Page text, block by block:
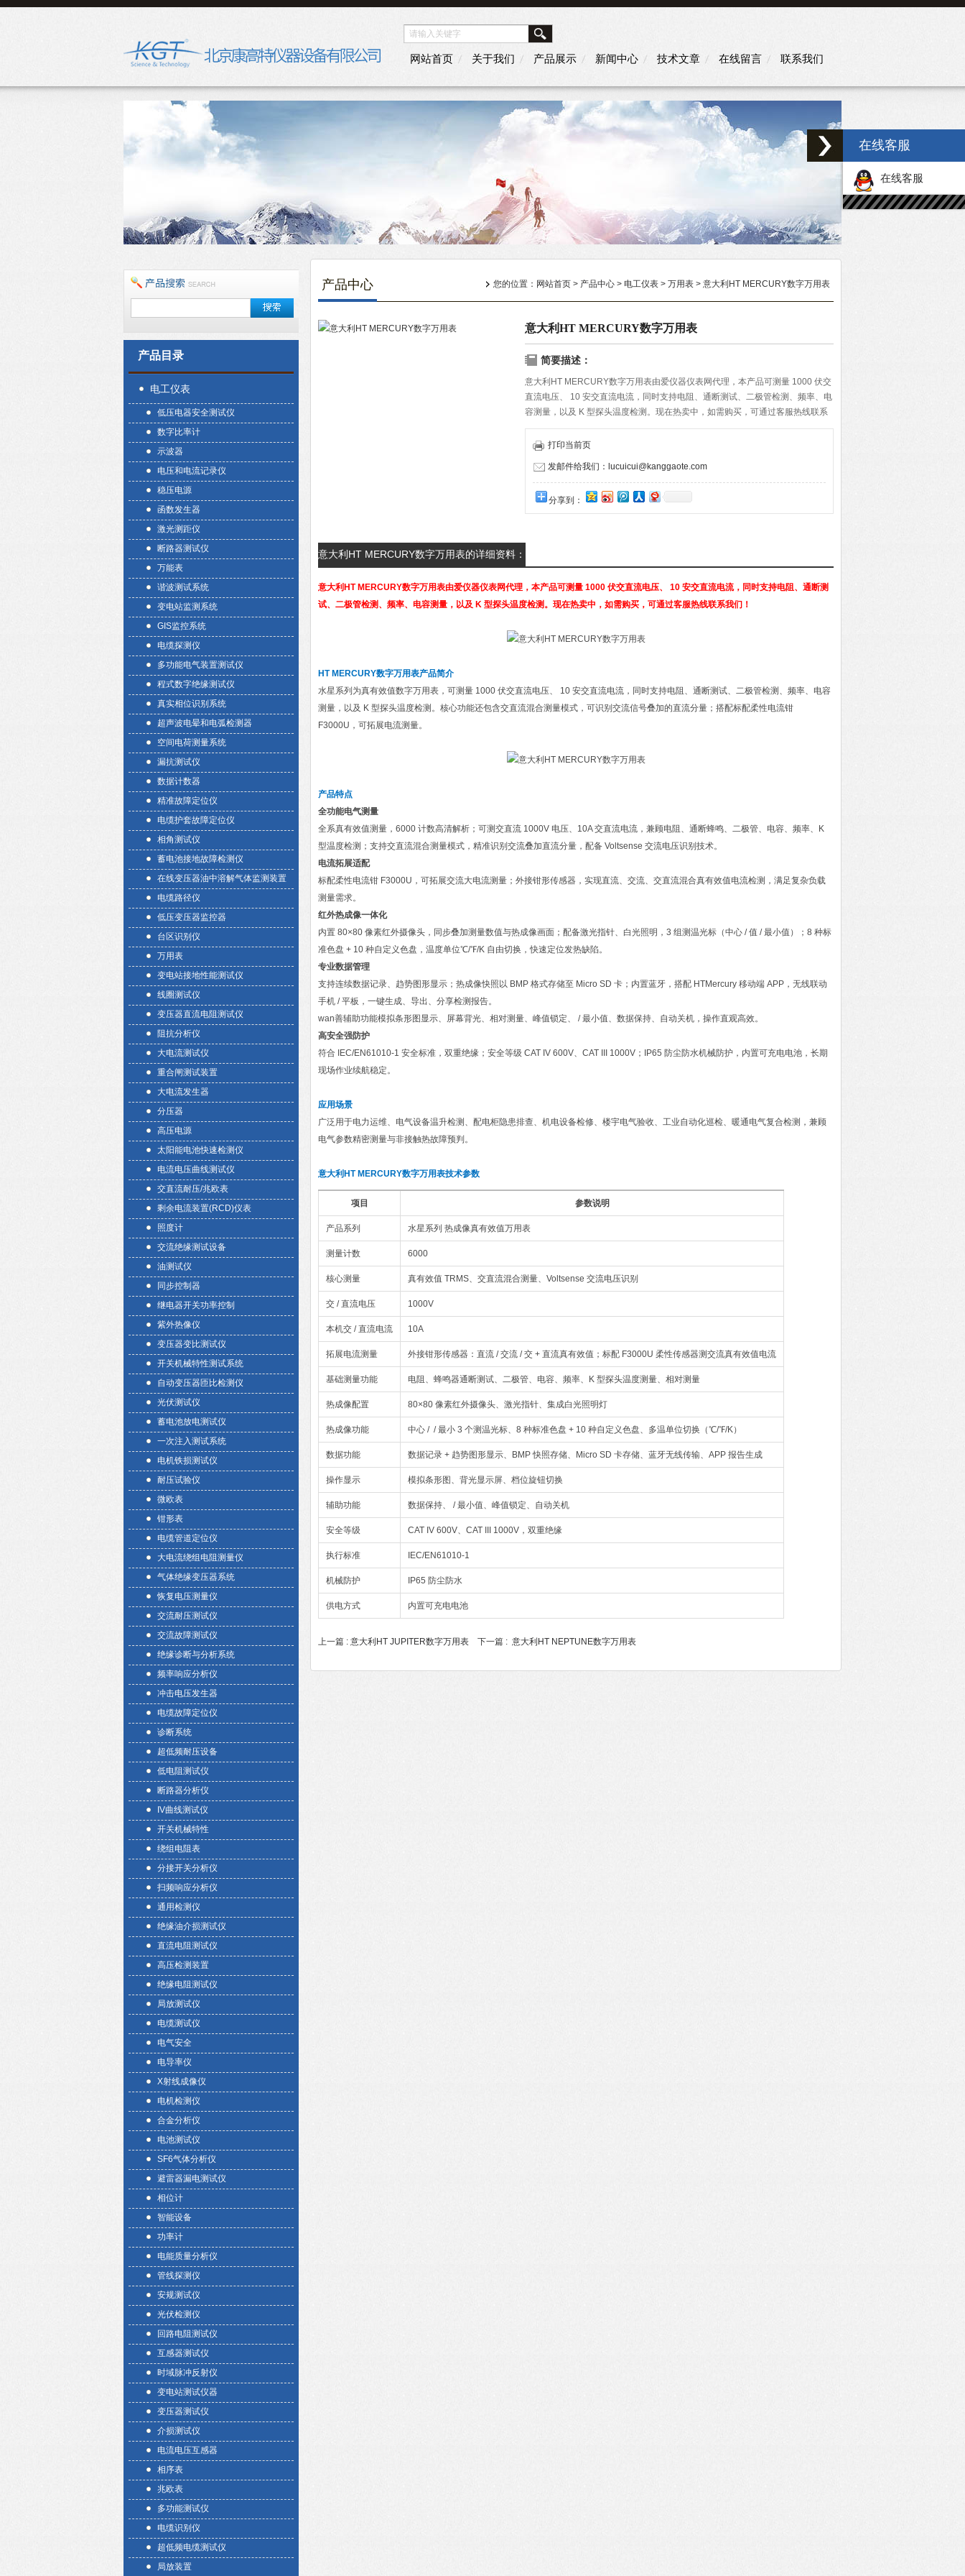
网站首页 关于我们 产品展示 新闻中心 技术文章 在线留言 联系我们
产品目录
电工仪表
低压电器安全测试仪
数字比率计
示波器
电压和电流记录仪
稳压电源
函数发生器
激光测距仪
断路器测试仪
万能表
谐波测试系统
变电站监测系统
GIS监控系统
电缆探测仪
多功能电气装置测试仪
程式数字绝缘测试仪
真实相位识别系统
超声波电晕和电弧检测器
空间电荷测量系统
漏抗测试仪
数据计数器
精准故障定位仪
电缆护套故障定位仪
相角测试仪
蓄电池接地故障检测仪
在线变压器油中溶解气体监测装置
电缆路径仪
低压变压器监控器
台区识别仪
万用表
变电站接地性能测试仪
线圈测试仪
变压器直流电阻测试仪
阻抗分析仪
大电流测试仪
重合闸测试装置
大电流发生器
分压器
高压电源
太阳能电池快速检测仪
电流电压曲线测试仪
交直流耐压/兆欧表
剩余电流装置(RCD)仪表
照度计
交流绝缘测试设备
油测试仪
同步控制器
继电器开关功率控制
紫外热像仪
变压器变比测试仪
开关机械特性测试系统
自动变压器匝比检测仪
光伏测试仪
蓄电池放电测试仪
一次注入测试系统
电机铁损测试仪
耐压试验仪
微欧表
钳形表
电缆管道定位仪
大电流绕组电阻测量仪
气体绝缘变压器系统
恢复电压测量仪
交流耐压测试仪
交流故障测试仪
绝缘诊断与分析系统
频率响应分析仪
冲击电压发生器
电缆故障定位仪
诊断系统
超低频耐压设备
低电阻测试仪
断路器分析仪
IV曲线测试仪
开关机械特性
绕组电阻表
分接开关分析仪
扫频响应分析仪
通用检测仪
绝缘油介损测试仪
直流电阻测试仪
高压检测装置
绝缘电阻测试仪
局放测试仪
电缆测试仪
电气安全
电导率仪
X射线成像仪
电机检测仪
合金分析仪
电池测试仪
SF6气体分析仪
避雷器漏电测试仪
相位计
智能设备
功率计
电能质量分析仪
管线探测仪
安规测试仪
光伏检测仪
回路电阻测试仪
互感器测试仪
时域脉冲反射仪
变电站测试仪器
变压器测试仪
介损测试仪
电流电压互感器
相序表
兆欧表
多功能测试仪
电缆识别仪
超低频电缆测试仪
局放装置
产品中心 您的位置： 网站首页 > 产品中心 > 电工仪表 > 万用表 > 意大利HT MERCURY数字万用表
意大利HT MERCURY数字万用表
简要描述：
意大利HT MERCURY数字万用表由爱仪器仪表网代理，本产品可测量 1000 伏交
直流电压、 10 安交直流电流，同时支持电阻、通断测试、二极管检测、频率、电
容测量，以及 K 型探头温度检测。现在热卖中，如需购买，可通过客服热线联系
我们！
打印当前页
发邮件给我们：lucuicui@kanggaote.com
分享到：
意大利HT MERCURY数字万用表的详细资料：
意大利HT MERCURY数字万用表由爱仪器仪表网代理，本产品可测量 1000 伏交直流电压、 10 安交直流电流，同时支持电阻、通断测
试、二极管检测、频率、电容测量，以及 K 型探头温度检测。现在热卖中，如需购买，可通过客服热线联系我们！
HT MERCURY数字万用表产品简介
水星系列为真有效值数字万用表，可测量 1000 伏交直流电压、 10 安交直流电流，同时支持电阻、通断测试、二极管检测、频率、电容
测量，以及 K 型探头温度检测。核心功能还包含交直流混合测量模式，可识别交流信号叠加的直流分量；搭配标配柔性电流钳
F3000U，可拓展电流测量。
产品特点
全功能电气测量
全系真有效值测量，6000 计数高清解析；可测交直流 1000V 电压、10A 交直流电流，兼顾电阻、通断蜂鸣、二极管、电容、频率、K
型温度检测；支持交直流混合测量模式，精准识别交流叠加直流分量，配备 Voltsense 交流电压识别技术。
电流拓展适配
标配柔性电流钳 F3000U，可拓展交流大电流测量；外接钳形传感器，实现直流、交流、交直流混合真有效值电流检测，满足复杂负载
测量需求。
红外热成像一体化
内置 80×80 像素红外摄像头，同步叠加测量数值与热成像画面；配备激光指针、白光照明，3 组测温光标（中心 / 值 / 最小值）；8 种标
准色盘 + 10 种自定义色盘，温度单位℃/℉/K 自由切换，快速定位发热缺陷。
专业数据管理
支持连续数据记录、趋势图形显示；热成像快照以 BMP 格式存储至 Micro SD 卡；内置蓝牙，搭配 HTMercury 移动端 APP，无线联动
手机 / 平板，一键生成、导出、分享检测报告。
wan善辅助功能模拟条形图显示、屏幕背光、相对测量、峰值锁定、 / 最小值、数据保持、自动关机，操作直观高效。
高安全强防护
符合 IEC/EN61010-1 安全标准，双重绝缘；安全等级 CAT IV 600V、CAT III 1000V；IP65 防尘防水机械防护，内置可充电电池，长期
现场作业续航稳定。
应用场景
广泛用于电力运维、电气设备温升检测、配电柜隐患排查、机电设备检修、楼宇电气验收、工业自动化巡检、暖通电气复合检测，兼顾
电气参数精密测量与非接触热故障预判。
意大利HT MERCURY数字万用表技术参数
项目 参数说明
产品系列 水星系列 热成像真有效值万用表
测量计数 6000
核心测量 真有效值 TRMS、交直流混合测量、Voltsense 交流电压识别
交 / 直流电压 1000V
本机交 / 直流电流 10A
拓展电流测量 外接钳形传感器：直流 / 交流 / 交 + 直流真有效值；标配 F3000U 柔性传感器测交流真有效值电流
基础测量功能 电阻、蜂鸣器通断测试、二极管、电容、频率、K 型探头温度测量、相对测量
热成像配置 80×80 像素红外摄像头、激光指针、集成白光照明灯
热成像功能 中心 / / 最小 3 个测温光标、8 种标准色盘 + 10 种自定义色盘、多温单位切换（℃/℉/K）
数据功能 数据记录 + 趋势图形显示、BMP 快照存储、Micro SD 卡存储、蓝牙无线传输、APP 报告生成
操作显示 模拟条形图、背光显示屏、档位旋钮切换
辅助功能 数据保持、 / 最小值、峰值锁定、自动关机
安全等级 CAT IV 600V、CAT III 1000V，双重绝缘
执行标准 IEC/EN61010-1
机械防护 IP65 防尘防水
供电方式 内置可充电电池
上一篇 : 意大利HT JUPITER数字万用表 下一篇 : 意大利HT NEPTUNE数字万用表
在线客服
在线客服